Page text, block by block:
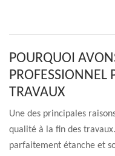
POURQUOI
PROFESSIONNEL
TRAVAUX
Une des principales
qualité à la fin des
parfaitement étanche et